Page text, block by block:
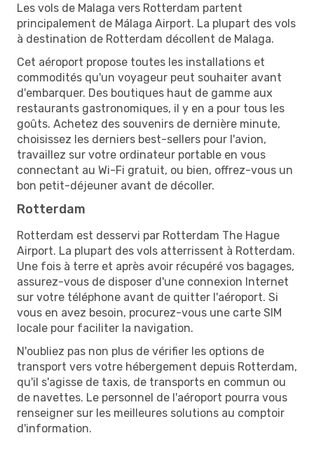
Les vols de Malaga vers Rotterdam partent
principalement de Málaga Airport. La plupart des vols
à destination de Rotterdam décollent de Malaga.
Cet aéroport propose toutes les installations et
commodités qu'un voyageur peut souhaiter avant
d'embarquer. Des boutiques haut de gamme aux
restaurants gastronomiques, il y en a pour tous les
goûts. Achetez des souvenirs de dernière minute,
choisissez les derniers best-sellers pour l'avion,
travaillez sur votre ordinateur portable en vous
connectant au Wi-Fi gratuit, ou bien, offrez-vous un
bon petit-déjeuner avant de décoller.
Rotterdam
Rotterdam est desservi par Rotterdam The Hague
Airport. La plupart des vols atterrissent à Rotterdam.
Une fois à terre et après avoir récupéré vos bagages,
assurez-vous de disposer d'une connexion Internet
sur votre téléphone avant de quitter l'aéroport. Si
vous en avez besoin, procurez-vous une carte SIM
locale pour faciliter la navigation.
N'oubliez pas non plus de vérifier les options de
transport vers votre hébergement depuis Rotterdam,
qu'il s'agisse de taxis, de transports en commun ou
de navettes. Le personnel de l'aéroport pourra vous
renseigner sur les meilleures solutions au comptoir
d'information.